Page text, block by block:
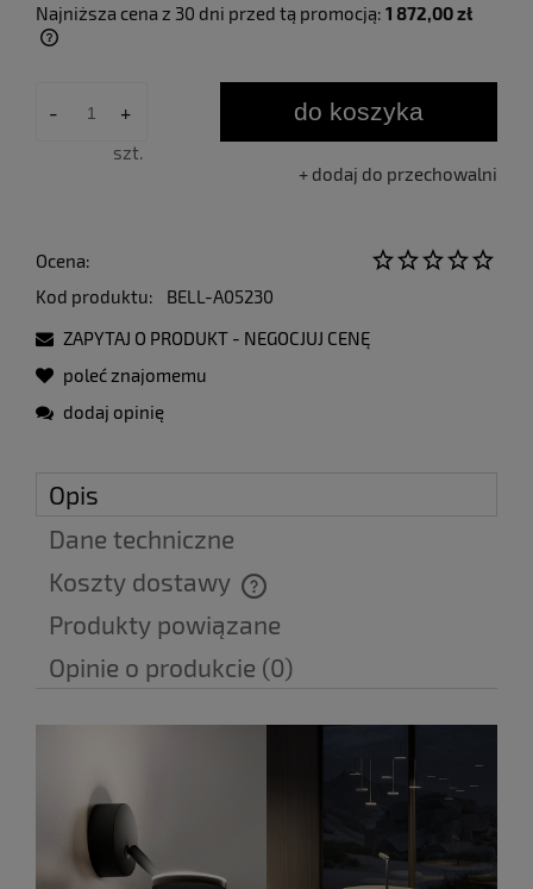
Najniższa cena z 30 dni przed tą promocją: 1 872,00 zł
30 dni, wyświetlana jest najniższa cena od
momentu, kiedy produkt pojawił się w
- +
szt.
do koszyka
dodaj do przechowalni
Ocena:
Kod produktu:
BELL-A05230
ZAPYTAJ O PRODUKT - NEGOCJUJ CENĘ
poleć znajomemu
dodaj opinię
Opis
Dane techniczne
Koszty dostawy
Cena nie zawiera ewentualnych kosztów płatności
Produkty powiązane
Opinie o produkcie (0)